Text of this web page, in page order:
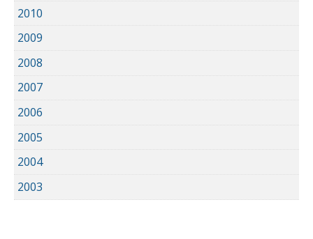
2010
2009
2008
2007
2006
2005
2004
2003